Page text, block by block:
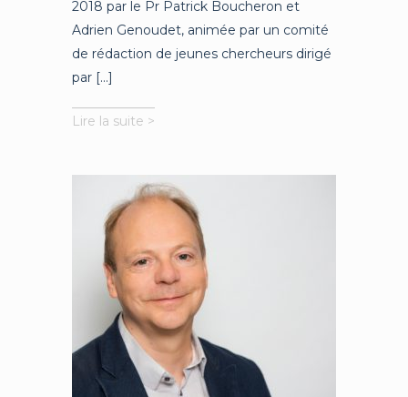
2018 par le Pr Patrick Boucheron et
Adrien Genoudet, animée par un comité
de rédaction de jeunes chercheurs dirigé
par [...]
Lire la suite >